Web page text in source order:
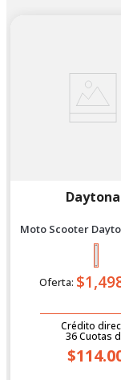
Daytona
Moto Scooter
Bit Se Bi 2027
Oferta:
Crédito
36Cuotas